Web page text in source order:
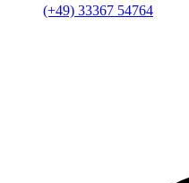
(+49) 33367 54764